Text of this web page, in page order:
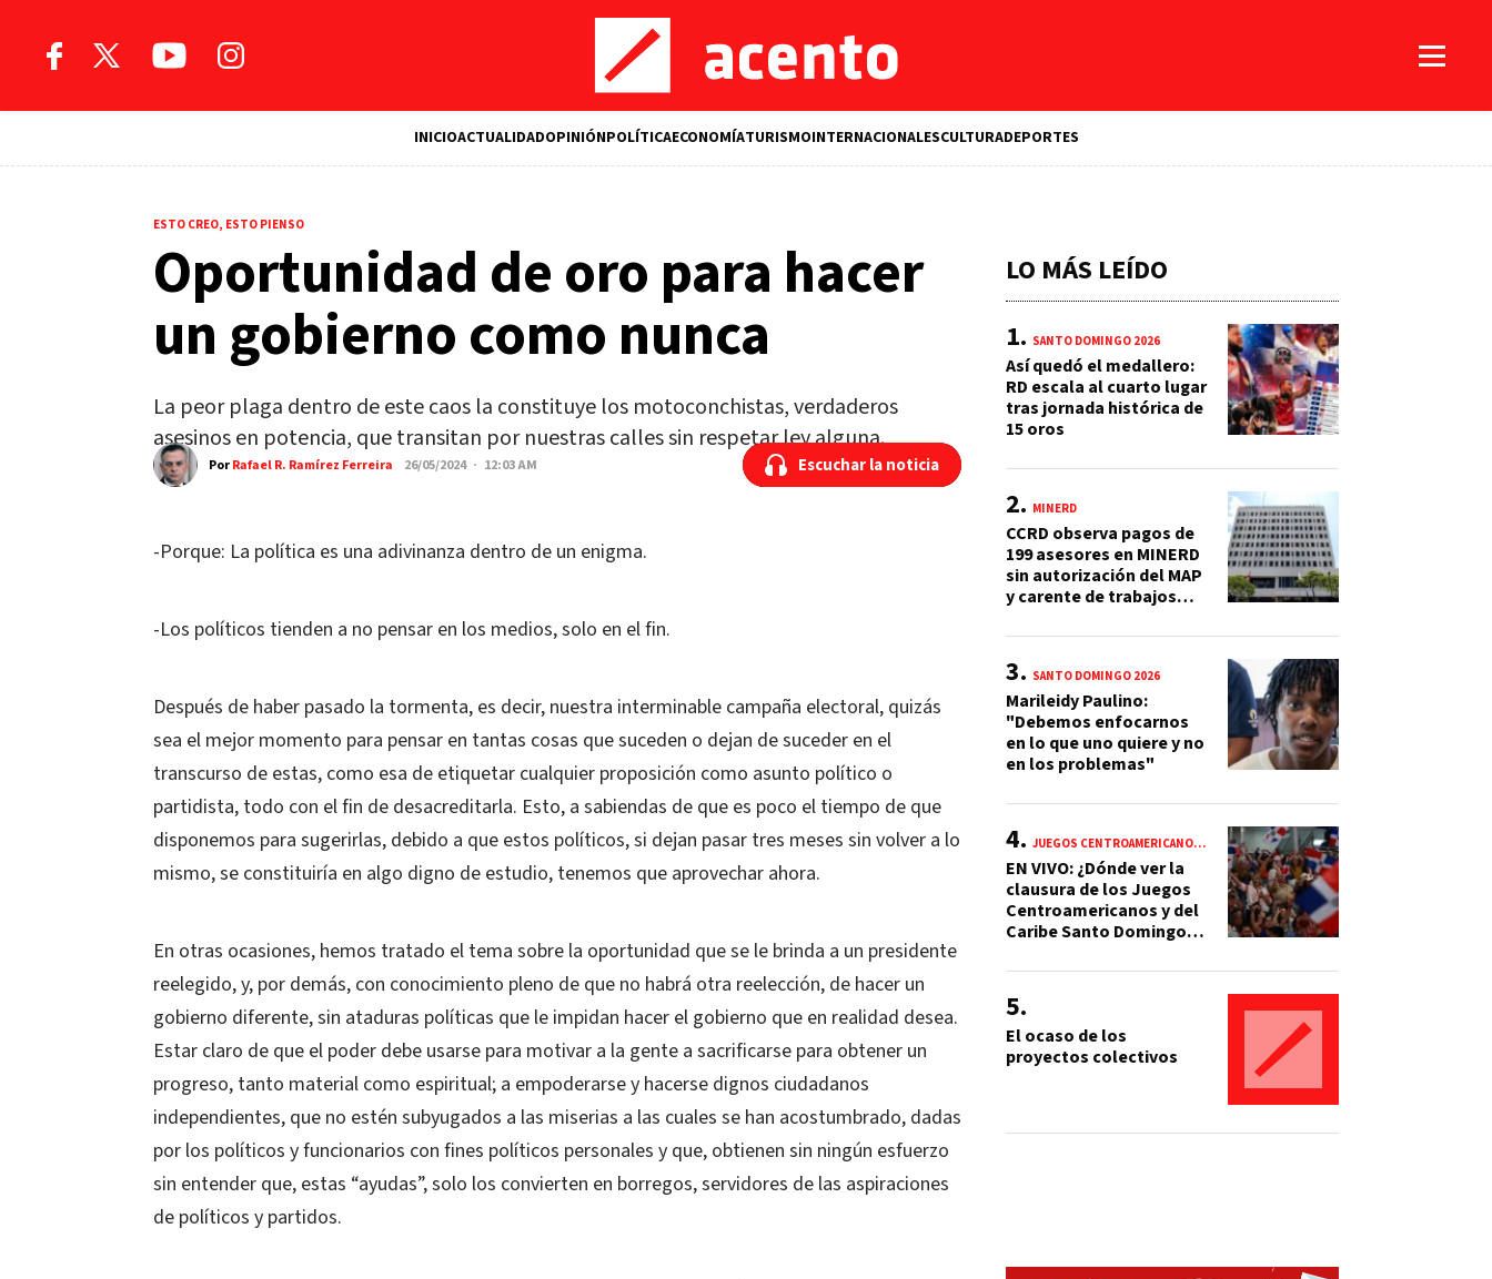
INICIOACTUALIDADOPINIÓNPOLÍTICAECONOMÍATURISMOINTERNACIONALESCULTURADEPORTES
ESTO CREO, ESTO PIENSO
Oportunidad de oro para hacer
un gobierno como nunca
La peor plaga dentro de este caos la constituye los motoconchistas, verdaderos
asesinos en potencia, que transitan por nuestras calles sin respetar ley alguna.
PorRafael R. Ramírez Ferreira 26/05/2024 · 12:03 AM Escuchar la noticia
Escuchar la noticia
-Porque: La política es una adivinanza dentro de un enigma.
-Los políticos tienden a no pensar en los medios, solo en el fin.
Después de haber pasado la tormenta, es decir, nuestra interminable campaña electoral, quizás
sea el mejor momento para pensar en tantas cosas que suceden o dejan de suceder en el
transcurso de estas, como esa de etiquetar cualquier proposición como asunto político o
partidista, todo con el fin de desacreditarla. Esto, a sabiendas de que es poco el tiempo de que
disponemos para sugerirlas, debido a que estos políticos, si dejan pasar tres meses sin volver a lo
mismo, se constituiría en algo digno de estudio, tenemos que aprovechar ahora.
En otras ocasiones, hemos tratado el tema sobre la oportunidad que se le brinda a un presidente
reelegido, y, por demás, con conocimiento pleno de que no habrá otra reelección, de hacer un
gobierno diferente, sin ataduras políticas que le impidan hacer el gobierno que en realidad desea.
Estar claro de que el poder debe usarse para motivar a la gente a sacrificarse para obtener un
progreso, tanto material como espiritual; a empoderarse y hacerse dignos ciudadanos
independientes, que no estén subyugados a las miserias a las cuales se han acostumbrado, dadas
por los políticos y funcionarios con fines políticos personales y que, obtienen sin ningún esfuerzo
sin entender que, estas “ayudas”, solo los convierten en borregos, servidores de las aspiraciones
de políticos y partidos.
LO MÁS LEÍDO
SANTO DOMINGO 2026
Así quedó el medallero:
RD escala al cuarto lugar
tras jornada histórica de
15 oros
MINERD
CCRD observa pagos de
199 asesores en MINERD
sin autorización del MAP
y carente de trabajos
2019 y 2020
SANTO DOMINGO 2026
Marileidy Paulino:
"Debemos enfocarnos
en lo que uno quiere y no
en los problemas"
JUEGOS CENTROAMERICANOS Y DEL CARIBE 2026
EN VIVO: ¿Dónde ver la
clausura de los Juegos
Centroamericanos y del
Caribe Santo Domingo
quiénes cantarán
El ocaso de los
proyectos colectivos